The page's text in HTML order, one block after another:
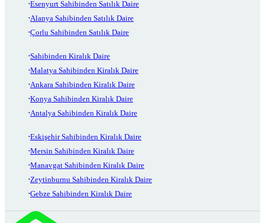
Esenyurt Sahibinden Satılık Daire
Alanya Sahibinden Satılık Daire
Çorlu Sahibinden Satılık Daire
Sahibinden Kiralık Daire
Malatya Sahibinden Kiralık Daire
Ankara Sahibinden Kiralık Daire
Konya Sahibinden Kiralık Daire
Antalya Sahibinden Kiralık Daire
Eskişehir Sahibinden Kiralık Daire
Mersin Sahibinden Kiralık Daire
Manavgat Sahibinden Kiralık Daire
Zeytinburnu Sahibinden Kiralık Daire
Gebze Sahibinden Kiralık Daire